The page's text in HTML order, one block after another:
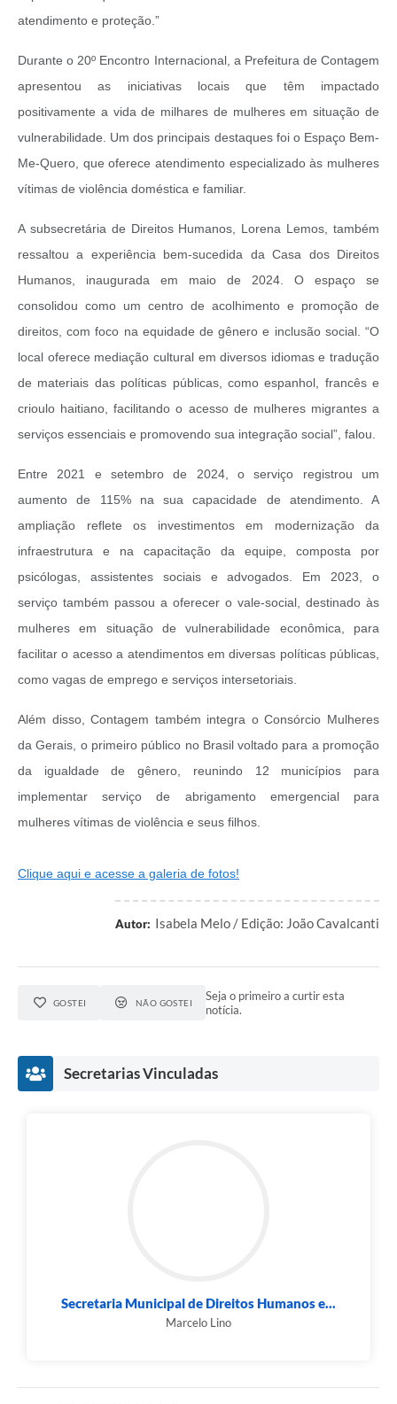
atendimento e proteção.”
Durante o 20º Encontro Internacional, a Prefeitura de Contagem
apresentou as iniciativas locais que têm impactado
positivamente a vida de milhares de mulheres em situação de
vulnerabilidade. Um dos principais destaques foi o Espaço Bem-
Me-Quero, que oferece atendimento especializado às mulheres
vítimas de violência doméstica e familiar.
A subsecretária de Direitos Humanos, Lorena Lemos, também
ressaltou a experiência bem-sucedida da Casa dos Direitos
Humanos, inaugurada em maio de 2024. O espaço se
consolidou como um centro de acolhimento e promoção de
direitos, com foco na equidade de gênero e inclusão social. “O
local oferece mediação cultural em diversos idiomas e tradução
de materiais das políticas públicas, como espanhol, francês e
crioulo haitiano, facilitando o acesso de mulheres migrantes a
serviços essenciais e promovendo sua integração social”, falou.
Entre 2021 e setembro de 2024, o serviço registrou um
aumento de 115% na sua capacidade de atendimento. A
ampliação reflete os investimentos em modernização da
infraestrutura e na capacitação da equipe, composta por
psicólogas, assistentes sociais e advogados. Em 2023, o
serviço também passou a oferecer o vale-social, destinado às
mulheres em situação de vulnerabilidade econômica, para
facilitar o acesso a atendimentos em diversas políticas públicas,
como vagas de emprego e serviços intersetoriais.
Além disso, Contagem também integra o Consórcio Mulheres
da Gerais, o primeiro público no Brasil voltado para a promoção
da igualdade de gênero, reunindo 12 municípios para
implementar serviço de abrigamento emergencial para
mulheres vítimas de violência e seus filhos.
Clique aqui e acesse a galeria de fotos!
Autor: Isabela Melo / Edição: João Cavalcanti
GOSTEI NÃO GOSTEI
Seja o primeiro a curtir esta
notícia.
Secretarias Vinculadas
Secretaria Municipal de Direitos Humanos e...
Marcelo Lino